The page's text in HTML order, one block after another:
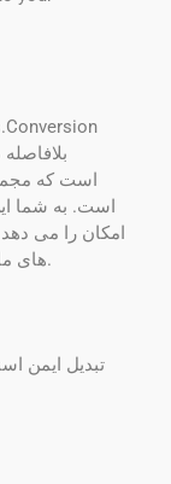
امکان را می
عملیات را امتحان کنید. API های ما را آشکار می کند.
تبدیل ایمن